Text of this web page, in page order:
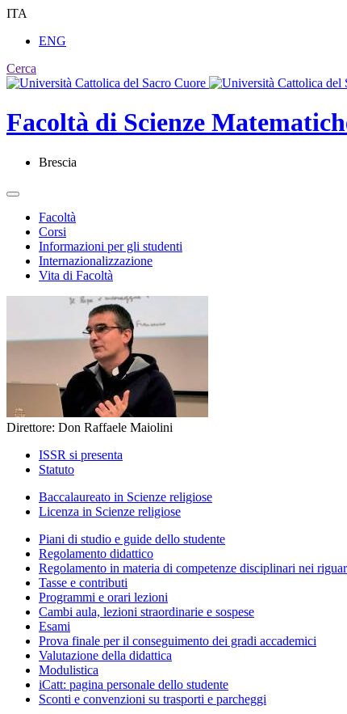
ITA
ENG
Cerca
Facoltà di Scienze
Brescia
Facoltà
Corsi
Informazioni per gli studenti
Internazionalizzazione
Vita di Facoltà
Direttore: Don Raffaele Maiolini
ISSR si presenta
Statuto
Baccalaureato in Scienze religiose
Licenza in Scienze religiose
Piani di studio e guide dello studente
Regolamento didattico
Regolamento in materia di competenze disciplinari nei
Tasse e contributi
Programmi e orari lezioni
Cambi aula, lezioni straordinarie e sospese
Esami
Prova finale per il conseguimento dei gradi accademici
Valutazione della didattica
Modulistica
iCatt: pagina personale dello studente
Sconti e convenzioni su trasporti e parcheggi